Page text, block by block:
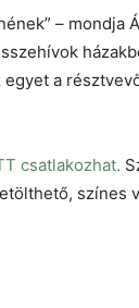
– mondja
a
csatlakozhat.
színes